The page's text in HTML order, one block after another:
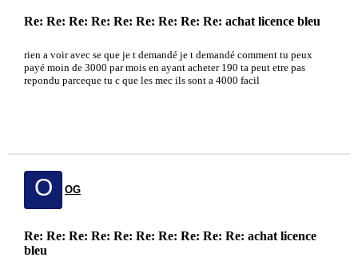
Re: Re: Re: Re: Re: Re: Re: Re: Re: achat licence bleu
rien a voir avec se que je t demandé je t demandé comment tu peux
payé moin de 3000 par mois en ayant acheter 190 ta peut etre pas
repondu parceque tu c que les mec ils sont a 4000 facil
O OG
Re: Re: Re: Re: Re: Re: Re: Re: Re: Re: achat licence
bleu